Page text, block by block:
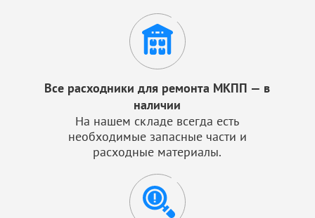
Все расходники для ремонта МКПП — в
наличии
На нашем складе всегда есть
необходимые запасные части и
расходные материалы.